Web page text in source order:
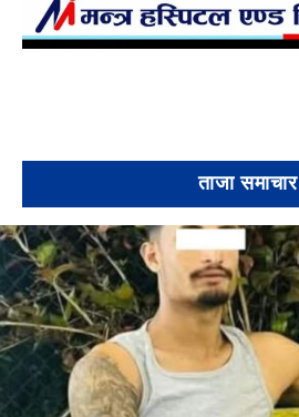
ताजा समाचार